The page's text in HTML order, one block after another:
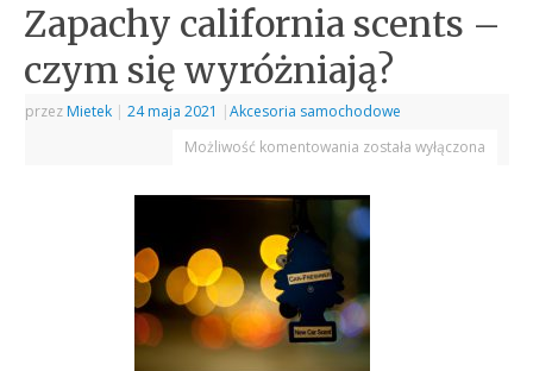
Zapachy california scents –
czym się wyróżniają?
przez Mietek | 24 maja 2021 |Akcesoria samochodowe
Możliwość komentowania została wyłączona